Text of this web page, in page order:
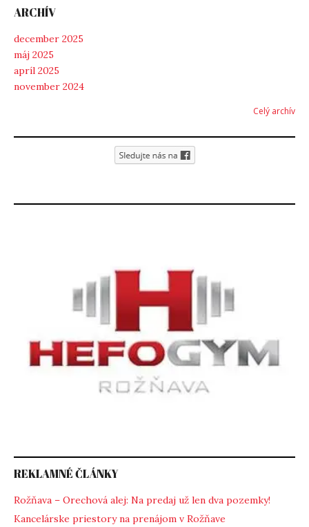
ARCHÍV
december 2025
máj 2025
apríl 2025
november 2024
Celý archív
REKLAMNÉ ČLÁNKY
Rožňava – Orechová alej: Na predaj už len dva pozemky!
Kancelárske priestory na prenájom v Rožňave